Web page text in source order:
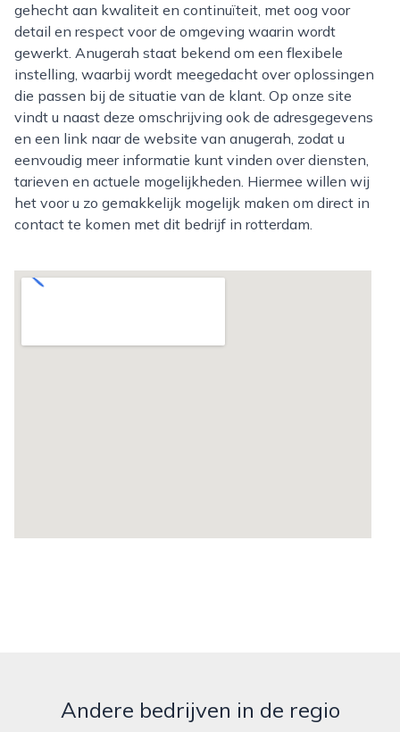
gehecht aan kwaliteit en continuïteit, met oog voor
detail en respect voor de omgeving waarin wordt
gewerkt. Anugerah staat bekend om een flexibele
instelling, waarbij wordt meegedacht over oplossingen
die passen bij de situatie van de klant. Op onze site
vindt u naast deze omschrijving ook de adresgegevens
en een link naar de website van anugerah, zodat u
eenvoudig meer informatie kunt vinden over diensten,
tarieven en actuele mogelijkheden. Hiermee willen wij
het voor u zo gemakkelijk mogelijk maken om direct in
contact te komen met dit bedrijf in rotterdam.
Andere bedrijven in de regio